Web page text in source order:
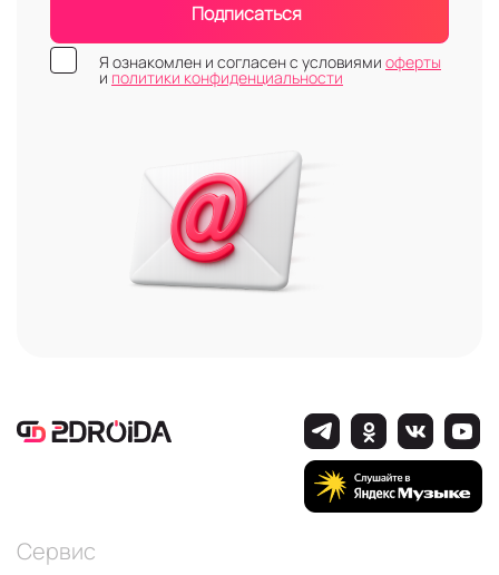
Подписаться
Я ознакомлен и согласен с условиями оферты
и политики конфиденциальности
Сервис